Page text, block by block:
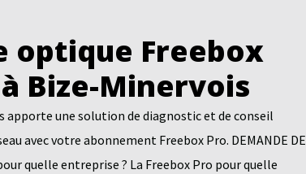
optique Freebox
Bize-Minervois
apporte une solution de diagnostic et de conseil
avec votre abonnement Freebox Pro. DEMANDE DE
quelle entreprise ? La Freebox Pro pour quelle